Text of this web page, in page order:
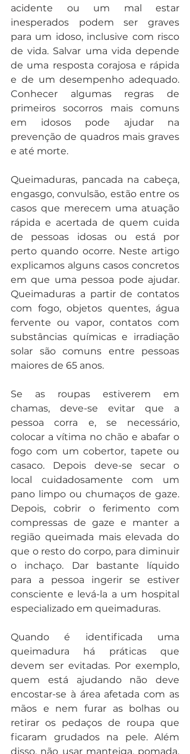
acidente ou um mal estar
inesperados podem ser graves
para um idoso, inclusive com risco
de vida. Salvar uma vida depende
de uma resposta corajosa e rápida
e de um desempenho adequado.
Conhecer algumas regras de
primeiros socorros mais comuns
em idosos pode ajudar na
prevenção de quadros mais graves
e até morte.
Queimaduras, pancada na cabeça,
engasgo, convulsão, estão entre os
casos que merecem uma atuação
rápida e acertada de quem cuida
de pessoas idosas ou está por
perto quando ocorre. Neste artigo
explicamos alguns casos concretos
em que uma pessoa pode ajudar.
Queimaduras a partir de contatos
com fogo, objetos quentes, água
fervente ou vapor, contatos com
substâncias químicas e irradiação
solar são comuns entre pessoas
maiores de 65 anos.
Se as roupas estiverem em
chamas, deve-se evitar que a
pessoa corra e, se necessário,
colocar a vítima no chão e abafar o
fogo com um cobertor, tapete ou
casaco. Depois deve-se secar o
local cuidadosamente com um
pano limpo ou chumaços de gaze.
Depois, cobrir o ferimento com
compressas de gaze e manter a
região queimada mais elevada do
que o resto do corpo, para diminuir
o inchaço. Dar bastante líquido
para a pessoa ingerir se estiver
consciente e levá-la a um hospital
especializado em queimaduras.
Quando é identificada uma
queimadura há práticas que
devem ser evitadas. Por exemplo,
quem está ajudando não deve
encostar-se à área afetada com as
mãos e nem furar as bolhas ou
retirar os pedaços de roupa que
ficaram grudados na pele. Além
disso, não usar manteiga, pomada,